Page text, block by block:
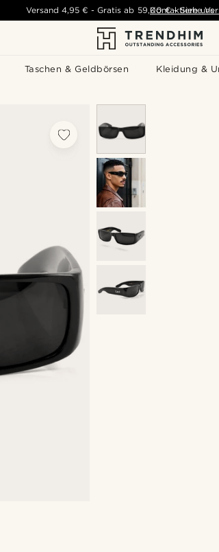
Taschen & Geldbörsen Kleidung &
Versand 4,95 € -Gratis ab 59,00 € - Siehe
Kontaktiere uns